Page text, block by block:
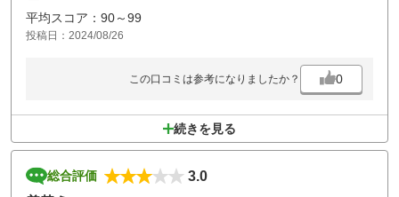
平均スコア：90～99
投稿日：2024/08/26
この口コミは参考になりましたか？ 0
続きを見る
総合評価
3.0